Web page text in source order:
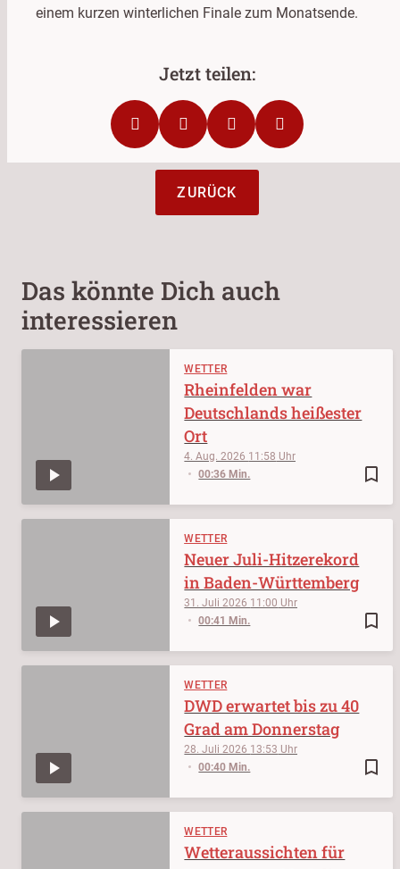
einem kurzen winterlichen Finale zum Monatsende.
ZURÜCK
Das könnte Dich auch
interessieren
WETTER
bookmark_border
4. Aug. 2026 11:58
00:36 Min.
Rheinfelden war
Deutschlands heißester
Ort
WETTER
bookmark_border
31. Juli 2026 11:00
00:41 Min.
Neuer Juli-Hitzerekord
in Baden-Württemberg
WETTER
bookmark_border
28. Juli 2026 13:53
00:40 Min.
DWD erwartet bis zu 40
Grad am Donnerstag
WETTER
Wetteraussichten für